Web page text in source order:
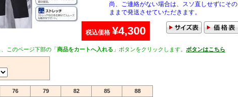
尚、ご連絡がない場合は、スソ直しせずにその
ままで発送させていただきます。
税込価格 ¥4,300
このページ下部の「商品をカートへ入れる 」ボタンをクリックします。 ボタンはこちら
76 79 82 85 88